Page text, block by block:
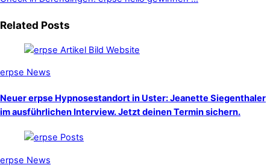
Related Posts
erpse News
Neuer erpse Hypnosestandort in Uster: Jeanette Siegenthaler
im ausführlichen Interview. Jetzt deinen Termin sichern.
erpse News